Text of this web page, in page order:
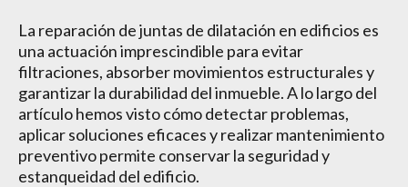
La reparación de juntas de dilatación en edificios es
una actuación imprescindible para evitar
filtraciones, absorber movimientos estructurales y
garantizar la durabilidad del inmueble. A lo largo del
artículo hemos visto cómo detectar problemas,
aplicar soluciones eficaces y realizar mantenimiento
preventivo permite conservar la seguridad y
estanqueidad del edificio.